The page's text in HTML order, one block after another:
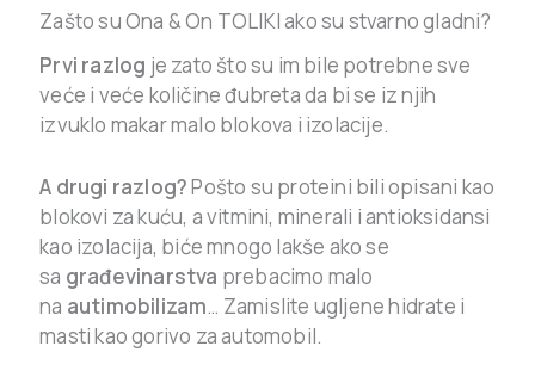
Zašto su Ona & On TOLIKI ako su stvarno gladni?
Prvi razlog je zato što su im bile potrebne sve
veće i veće količine đubreta da bi se iz njih
izvuklo makar malo blokova i izolacije.
A drugi razlog?Pošto su proteini bili opisani kao
blokovi za kuću, a vitmini, minerali i antioksidansi
kao izolacija, biće mnogo lakše ako se
sa građevinarstva prebacimo malo
na autimobilizam… Zamislite ugljene hidrate i
masti kao gorivo za automobil.